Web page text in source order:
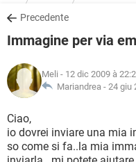
iOS
INSTAGRAM
TIKTOK
HARDWARE
COVID-19
INSTAGRAM
TIKTOK
HARDWARE
DOWNLOAD
COVID-19
INTRATTENIMENTO
iOS
INSTAGRAM
TIKTOK
HARDWARE
COVID-19
INTRATTENIMENTO
iOS
INSTAGRAM
GLOSSARIO
COVID-19
INTRATTENIMENTO
iOS
Precedente
Immagine per via
Meli - 12 dic 2009 à
Mariandrea - 24 giu
Ciao,
io dovrei inviare una mia
so come si fa..la mia